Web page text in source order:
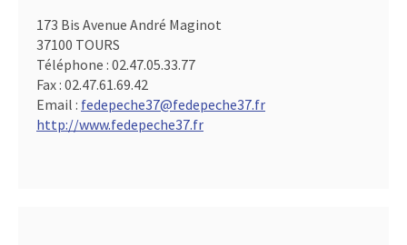
173 Bis Avenue André Maginot
37100 TOURS
Téléphone : 02.47.05.33.77
Fax : 02.47.61.69.42
Email : fedepeche37@fedepeche37.fr
http://www.fedepeche37.fr